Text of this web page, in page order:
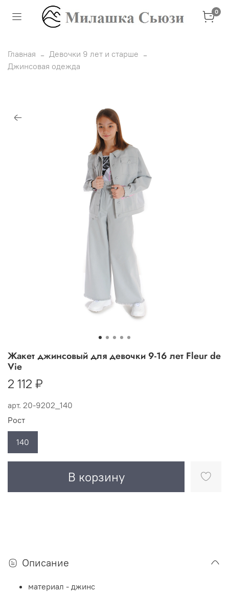
0
Главная
Девочки 9 лет и старше
Джинсовая одежда
арт. 20-9202_140
Жакет джинсовый для девочки 9-16 лет Fleur de
Vie
2 112 ₽
В корзину
Рост
140
Описание
материал - джинс